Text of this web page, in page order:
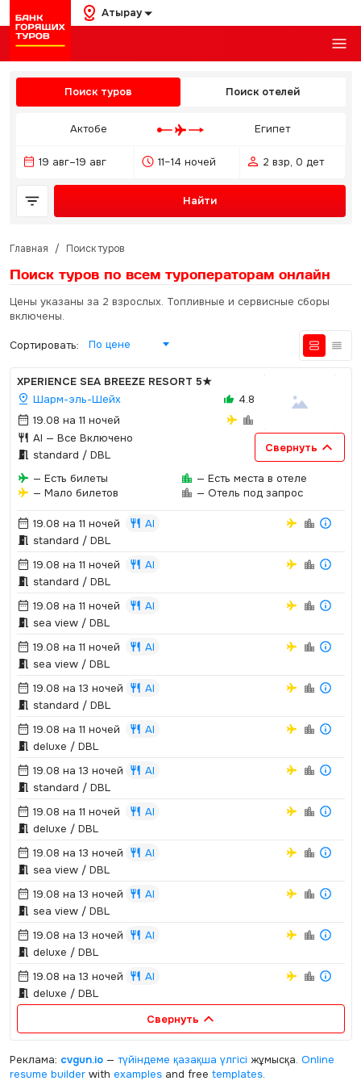
Атырау
Поиск туров Поиск отелей
Актобе Египет
19 авг–19 авг 11–14 ночей 2 взр, 0 дет
Найти
Главная / Поиск туров
Поиск туров по всем туроператорам онлайн
Цены указаны за 2 взрослых. Топливные и сервисные сборы
включены.
Сортировать: По цене
XPERIENCE SEA BREEZE RESORT 5★
Шарм-эль-Шейх
19.08 на 11 ночей
AI — Все Включено
4.8
standard / DBL
Свернуть
— Есть билеты
— Мало билетов
— Есть места в отеле
— Отель под запрос
19.08 на 11 ночей
AI
standard / DBL
19.08 на 11 ночей
AI
standard / DBL
19.08 на 11 ночей
AI
sea view / DBL
19.08 на 11 ночей
AI
sea view / DBL
19.08 на 13 ночей
AI
standard / DBL
19.08 на 11 ночей
AI
deluxe / DBL
19.08 на 13 ночей
AI
standard / DBL
19.08 на 11 ночей
AI
deluxe / DBL
19.08 на 13 ночей
AI
sea view / DBL
19.08 на 13 ночей
AI
sea view / DBL
19.08 на 13 ночей
AI
deluxe / DBL
19.08 на 13 ночей
AI
deluxe / DBL
Свернуть
Реклама: cvgun.io— түйіндеме қазақша үлгісі жұмысқа. Online
resume builderwith examplesand free templates.